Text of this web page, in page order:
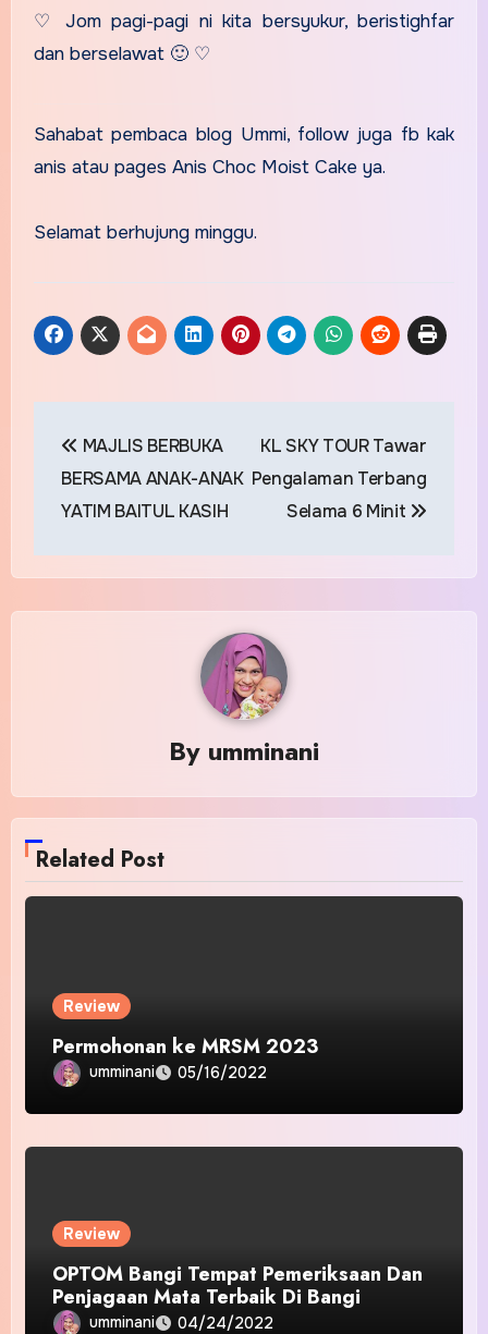
♡ Jom pagi-pagi ni kita bersyukur, beristighfar
dan berselawat 🙂 ♡
Sahabat pembaca blog Ummi, follow juga fb kak
anis atau pages Anis Choc Moist Cake ya.
Selamat berhujung minggu.
navigation
MAJLIS BERBUKA
BERSAMA ANAK-ANAK
YATIM BAITUL KASIH
KL SKY TOUR Tawar
Pengalaman Terbang
Selama 6 Minit
By umminani
Related Post
Review
Permohonan ke MRSM 2023
umminani 05/16/2022
Review
OPTOM Bangi Tempat Pemeriksaan Dan
Penjagaan Mata Terbaik Di Bangi
umminani 04/24/2022